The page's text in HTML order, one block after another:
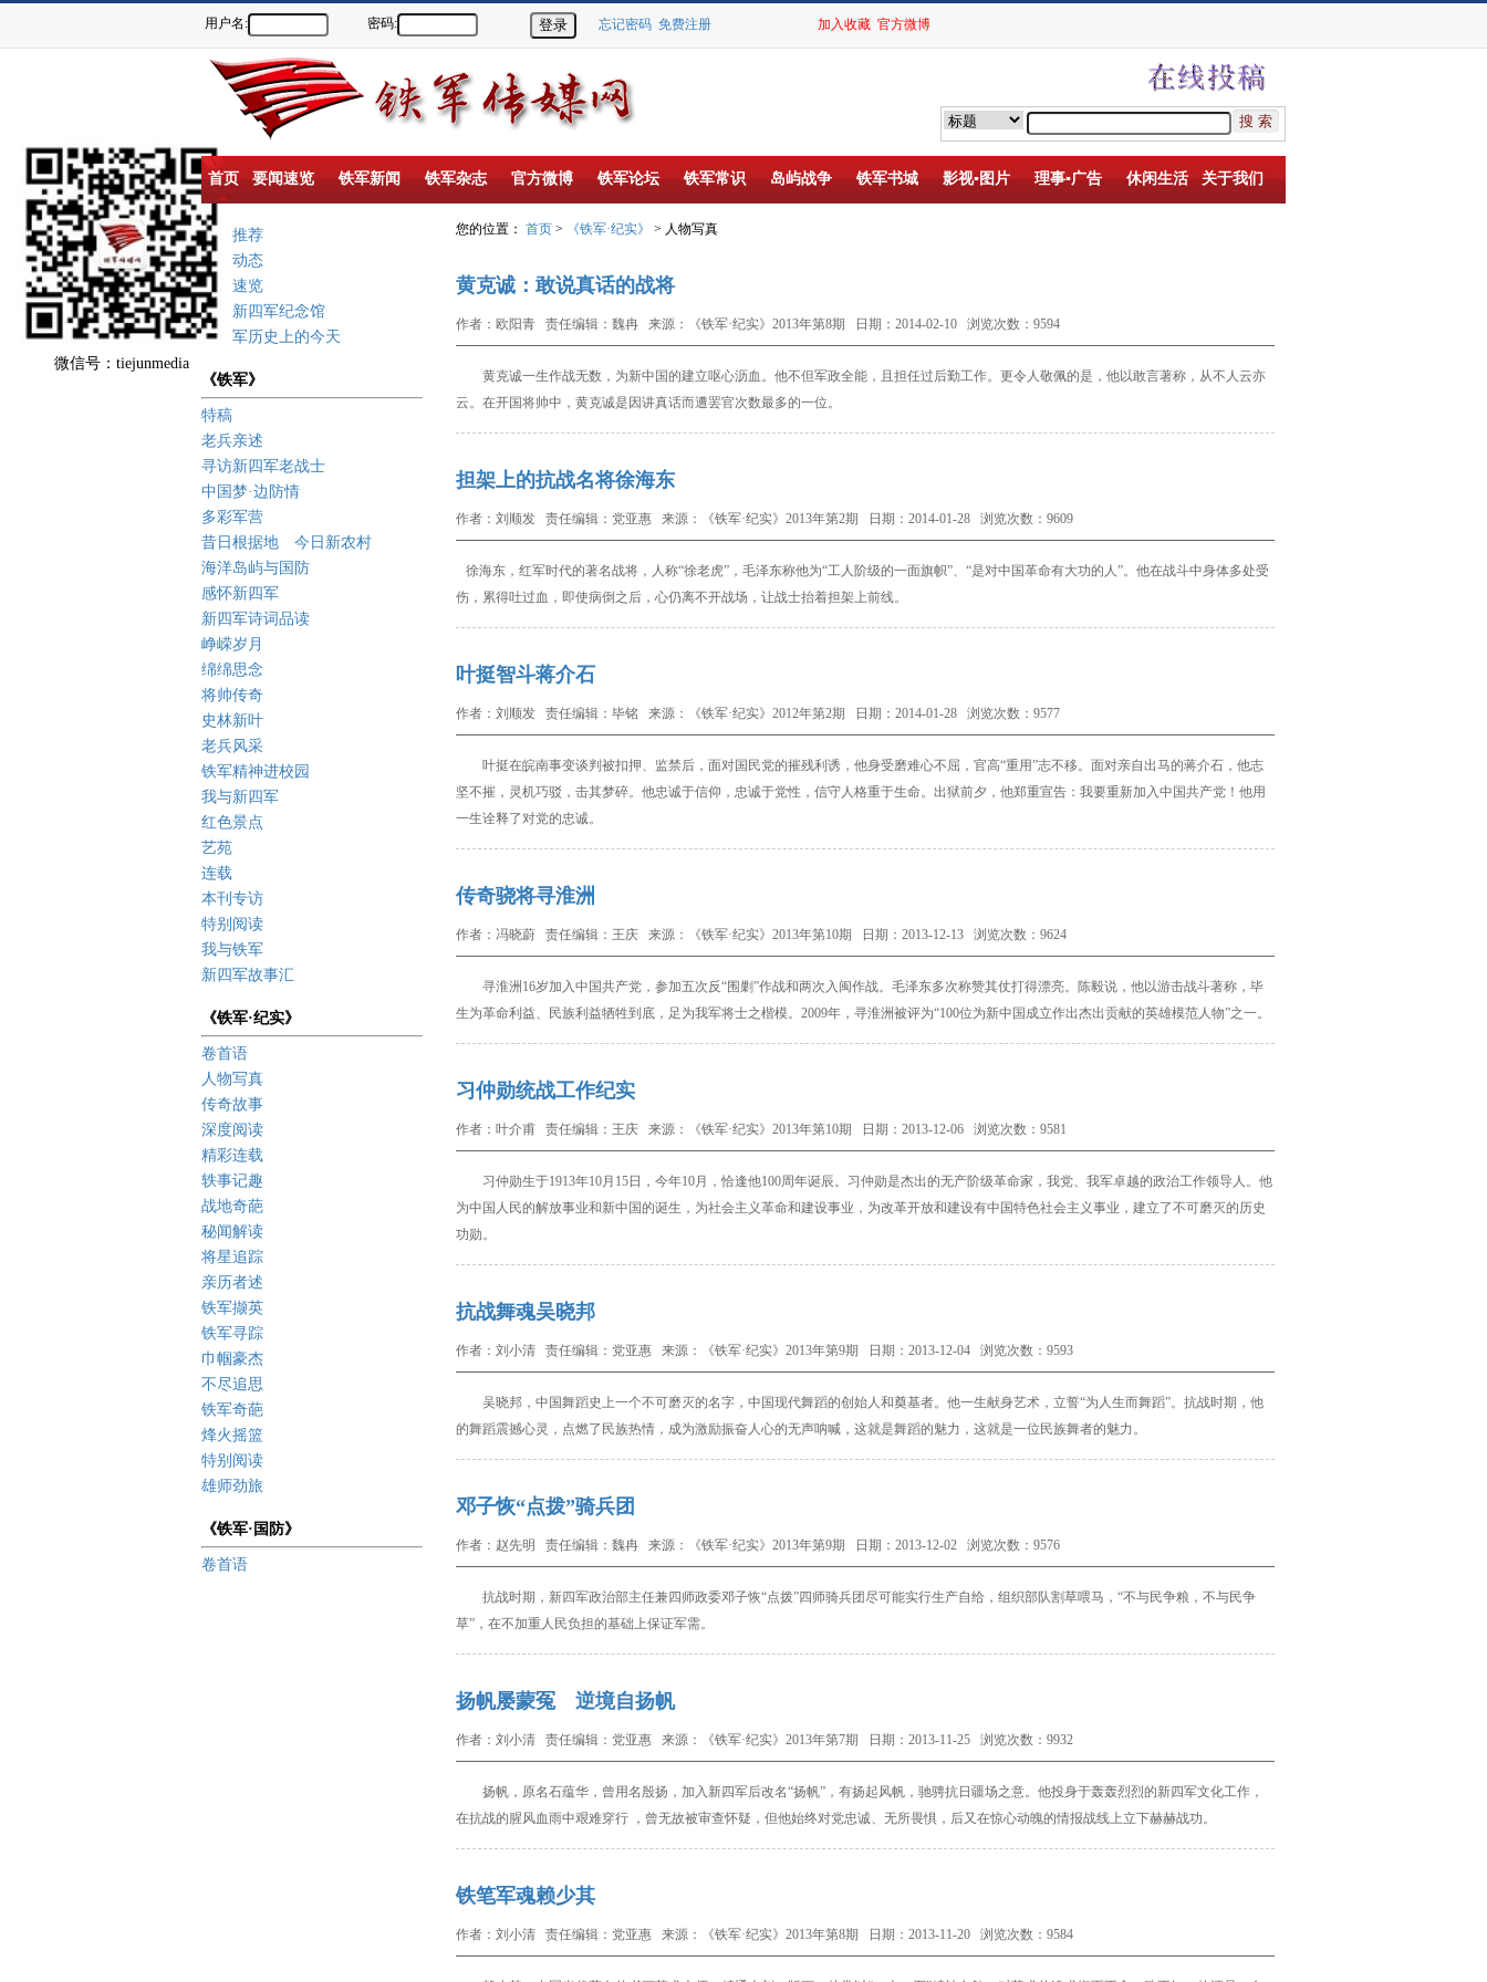
微信号：tiejunmedia
用户名: 密码: 忘记密码 免费注册 加入收藏 官方微博
首页 要闻速览 铁军新闻 铁军杂志 官方微博 铁军论坛 铁军常识 岛屿战争 铁军书城 影视▪图片 理事▪广告 休闲生活 关于我们
重点推荐
新闻动态
要闻速览
盐城新四军纪念馆
新四军历史上的今天
《铁军》
特稿
老兵亲述
寻访新四军老战士
中国梦·边防情
多彩军营
昔日根据地 今日新农村
海洋岛屿与国防
感怀新四军
新四军诗词品读
峥嵘岁月
绵绵思念
将帅传奇
史林新叶
老兵风采
铁军精神进校园
我与新四军
红色景点
艺苑
连载
本刊专访
特别阅读
我与铁军
新四军故事汇
《铁军·纪实》
卷首语
人物写真
传奇故事
深度阅读
精彩连载
轶事记趣
战地奇葩
秘闻解读
将星追踪
亲历者述
铁军撷英
铁军寻踪
巾帼豪杰
不尽追思
铁军奇葩
烽火摇篮
特别阅读
雄师劲旅
《铁军·国防》
卷首语
您的位置： 首页 > 《铁军·纪实》 > 人物写真
黄克诚：敢说真话的战将
作者：欧阳青 责任编辑：魏冉 来源：《铁军·纪实》2013年第8期 日期：2014-02-10 浏览次数：9594
黄克诚一生作战无数，为新中国的建立呕心沥血。他不但军政全能，且担任过后勤工作。更令人敬佩的是，他以敢言著称，从不人云亦
云。在开国将帅中，黄克诚是因讲真话而遭罢官次数最多的一位。
担架上的抗战名将徐海东
作者：刘顺发 责任编辑：党亚惠 来源：《铁军·纪实》2013年第2期 日期：2014-01-28 浏览次数：9609
徐海东，红军时代的著名战将，人称“徐老虎”，毛泽东称他为“工人阶级的一面旗帜”、“是对中国革命有大功的人”。 他在战斗中身体多处受
伤，累得吐过血，即使病倒之后，心仍离不开战场， 让战士抬着担架上前线。
叶挺智斗蒋介石
作者：刘顺发 责任编辑：毕铭 来源：《铁军·纪实》2012年第2期 日期：2014-01-28 浏览次数：9577
叶挺在皖南事变谈判被扣押、监禁后，面对国民党的摧残利诱，他身受磨难心不屈，官高“重用”志不移。面对亲自出马的蒋介石，他志
坚不摧，灵机巧驳，击其梦碎。他忠诚于信仰，忠诚于党性，信守人格重于生命。出狱前夕，他郑重宣告：我要重新加入中国共产党！他用
一生诠释了对党的忠诚。
传奇骁将寻淮洲
作者：冯晓蔚 责任编辑：王庆 来源：《铁军·纪实》2013年第10期 日期：2013-12-13 浏览次数：9624
寻淮洲16岁加入中国共产党，参加五次反“围剿”作战和两次入闽作战。毛泽东多次称赞其仗打得漂亮。 陈毅说，他以游击战斗著称，毕
生为革命利益、民族利益牺牲到底，足为我军将士之楷模。2009年，寻淮洲被评为“100位为新中国成立作出杰出贡献的英雄模范人物”之一。
习仲勋统战工作纪实
作者：叶介甫 责任编辑：王庆 来源：《铁军·纪实》2013年第10期 日期：2013-12-06 浏览次数：9581
习仲勋生于1913年10月15日，今年10月，恰逢他100周年诞辰。习仲勋是杰出的无产阶级革命家，我党、我军卓越的政治工作领导人 。他
为中国人民的解放事业和新中国的诞生，为社会主义革命和建设事业，为改革开放和建设有中国特色社会主义事业，建立了不可磨灭的历史
功勋。
抗战舞魂吴晓邦
作者：刘小清 责任编辑：党亚惠 来源：《铁军·纪实》2013年第9期 日期：2013-12-04 浏览次数：9593
吴晓邦，中国舞蹈史上一个不可磨灭的名字，中国现代舞蹈的创始人和奠基者。他一生献身艺术，立誓“为人生而舞蹈”。抗战时期，他
的舞蹈震撼心灵，点燃了民族热情，成为激励振奋人心的无声呐喊，这就是舞蹈的魅力，这就是一位民族舞者的魅力。
邓子恢“点拨”骑兵团
作者：赵先明 责任编辑：魏冉 来源：《铁军·纪实》2013年第9期 日期：2013-12-02 浏览次数：9576
抗战时期， 新四军政治部主任兼四师政委邓子恢“点拨”四师骑兵团尽可能实行生产自给，组织部队割草喂马， “不与民争粮，不与民争
草”，在不加重人民负担的基础上保证军需。
扬帆屡蒙冤 逆境自扬帆
作者：刘小清 责任编辑：党亚惠 来源：《铁军·纪实》2013年第7期 日期：2013-11-25 浏览次数：9932
扬帆， 原名石蕴华，曾用名殷扬，加入新四军后改名“扬帆”，有扬起风帆，驰骋抗日疆场之意。他投身于轰轰烈烈的新四军文化工作，
在抗战的腥风血雨中艰难穿行 ，曾无故被审查怀疑，但他始终对党忠诚、无所畏惧，后又在惊心动魄的情报战线上立下赫赫战功。
铁笔军魂赖少其
作者：刘小清 责任编辑：党亚惠 来源：《铁军·纪实》2013年第8期 日期：2013-11-20 浏览次数：9584